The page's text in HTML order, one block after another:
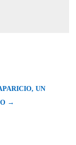
UN
→